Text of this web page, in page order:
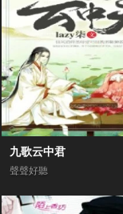
九歌云中君
聲聲好聽